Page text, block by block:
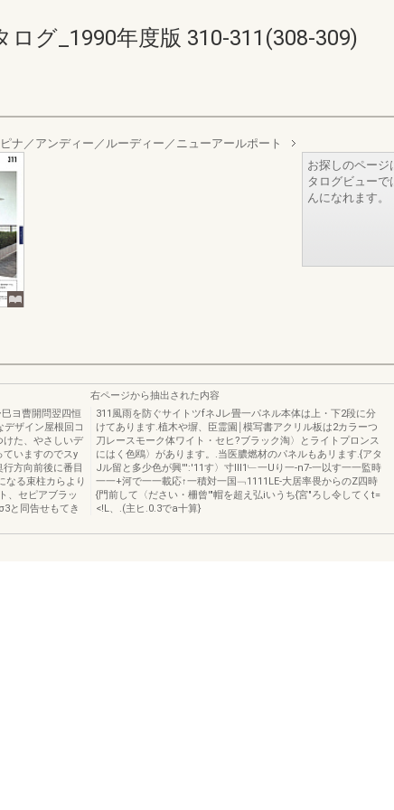
グ_1990年度版 310-311(308-309)
／アンディー／ルーディー／ニューアールポート
お探しのページ
タログビュー
んになれます。
ヨ曹開問翌四恒
ザイン屋根回コ
けた、やさしいデ
ていますのでスy
方向前後に番目
なる束柱カらより
、セピアブラッ
と同告せもてき
右ページから抽出された内容
311風雨を防ぐサイトツfネJレ畳一パネル本体は上・下2段に分
けてあります.植木や塀、臣霊園￨模写書アクリル板は2カラーつ
刀レースモーク体ワイト・セヒ?ブラック淘〉とライトプロンス
にはく色鴎〉があります。.当医膿燃材のパネルもあリます.{アタ
Jル留と多少色が興''':'11す〉寸Ill1﹂一Uり一-n7-一以す一一監時
一一+河で一一載応↑一積対一国﹁1111LE-大居率畏からのZ四時
{門前して〈ださい・柵曾'"帽を超え弘iいうち{宮"ろし令してくt=
<!L、.(主ヒ.0.3でa十算}